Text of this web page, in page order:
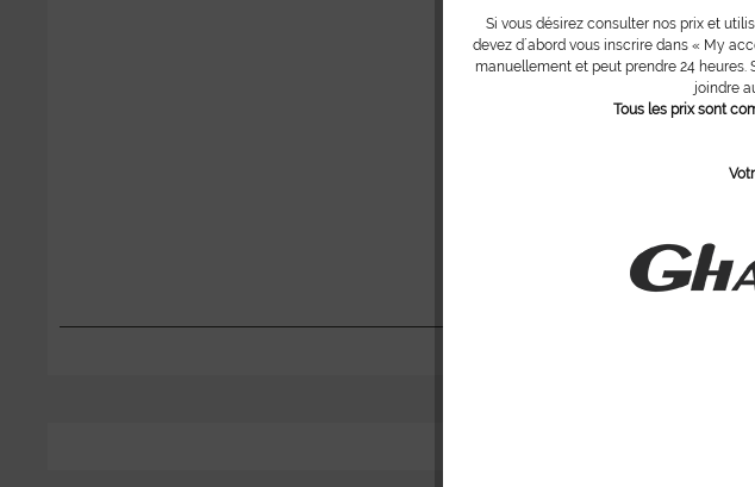
Si vous désirez consulter nos prix et
devez d´abord vous inscrire dans « My
manuellement et peut prendre 24 heures.
joindre
Tous les prix sont